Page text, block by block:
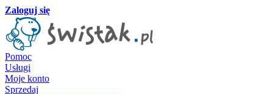
Zaloguj się
Pomoc
Usługi
Moje konto
Sprzedaj